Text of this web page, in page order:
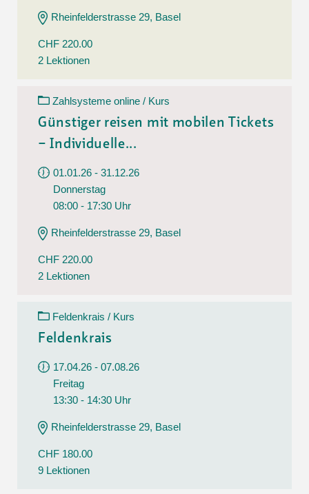
Rheinfelderstrasse 29, Basel
CHF 220.00
2 Lektionen
Zahlsysteme online / Kurs
Günstiger reisen mit mobilen Tickets
– Individuelle...
01.01.26 - 31.12.26
Donnerstag
08:00 - 17:30 Uhr
Rheinfelderstrasse 29, Basel
CHF 220.00
2 Lektionen
Feldenkrais / Kurs
Feldenkrais
17.04.26 - 07.08.26
Freitag
13:30 - 14:30 Uhr
Rheinfelderstrasse 29, Basel
CHF 180.00
9 Lektionen